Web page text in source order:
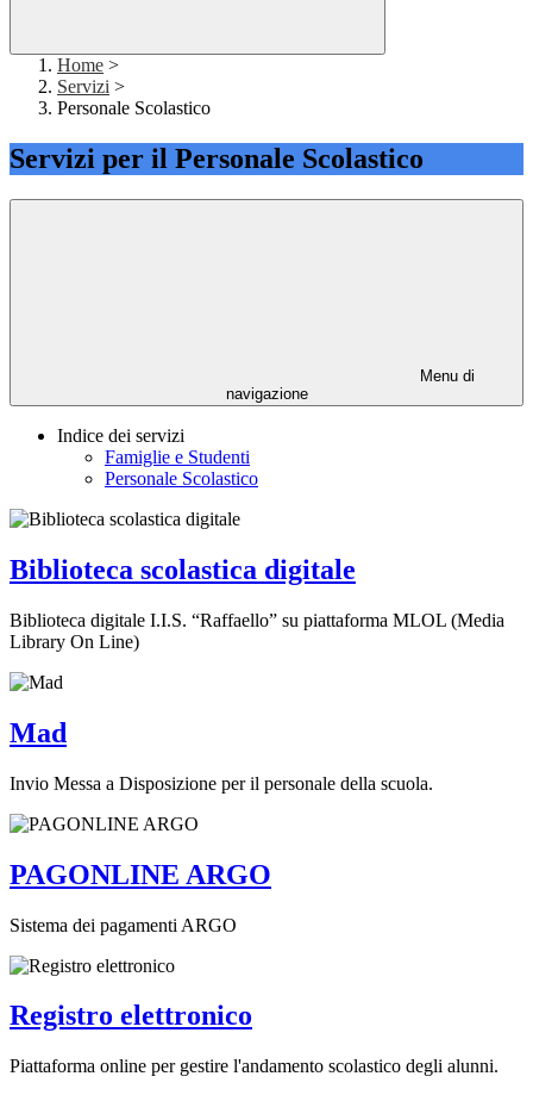
Home >
Servizi >
Personale Scolastico
Servizi per il Personale Scolastico
Menu di
navigazione
Indice dei servizi
Famiglie e Studenti
Personale Scolastico
Biblioteca scolastica digitale
Biblioteca digitale I.I.S. “Raffaello” su piattaforma MLOL (Media
Library On Line)
Mad
Invio Messa a Disposizione per il personale della scuola.
PAGONLINE ARGO
Sistema dei pagamenti ARGO
Registro elettronico
Piattaforma online per gestire l'andamento scolastico degli alunni.